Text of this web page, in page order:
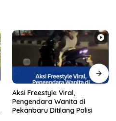
Aksi Freestyle Viral,
Pengendara Wanita di
Pekanbaru Ditilang Polisi